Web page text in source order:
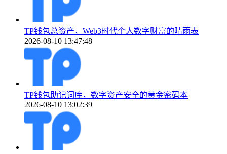
TP钱包总资产，Web3时代个人数字财富的晴雨表
2026-08-10 13:47:48
TP钱包助记词库，数字资产安全的黄金密码本
2026-08-10 13:02:39